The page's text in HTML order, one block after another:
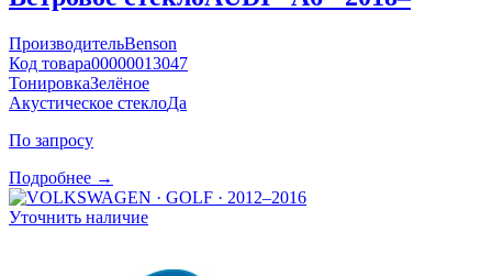
ПроизводительBenson
Код товара00000013047
ТонировкаЗелёное
Акустическое стеклоДа
По запросу
Подробнее →
Уточнить наличие